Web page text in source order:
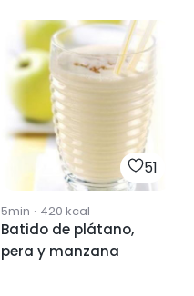
51
5min · 420 kcal
Batido de plátano,
pera y manzana